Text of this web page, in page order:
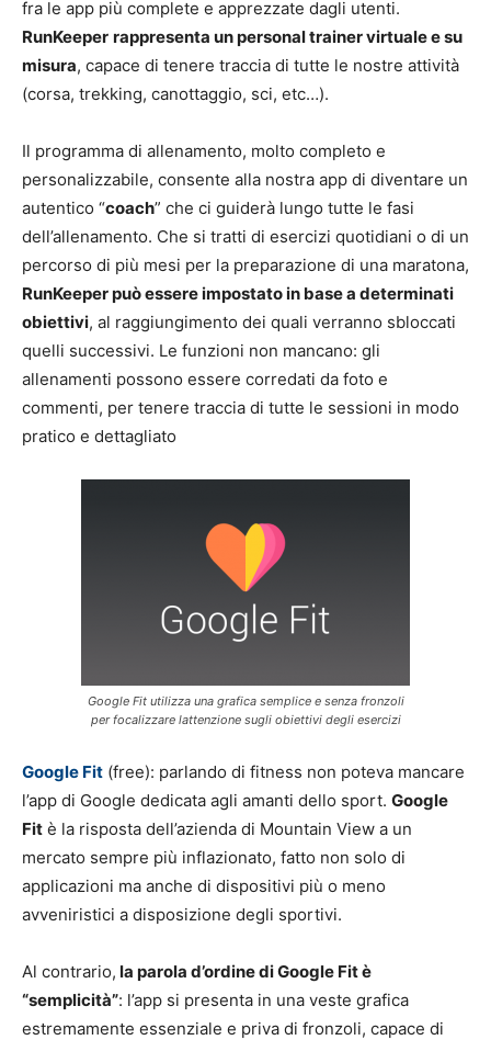
fra le app più complete e apprezzate dagli utenti.
RunKeeper rappresenta un personal trainer virtuale e su
misura, capace di tenere traccia di tutte le nostre attività
(corsa, trekking, canottaggio, sci, etc…).
Il programma di allenamento, molto completo e
personalizzabile, consente alla nostra app di diventare un
autentico “coach” che ci guiderà lungo tutte le fasi
dell’allenamento. Che si tratti di esercizi quotidiani o di un
percorso di più mesi per la preparazione di una maratona,
RunKeeper può essere impostato in base a determinati
obiettivi, al raggiungimento dei quali verranno sbloccati
quelli successivi. Le funzioni non mancano: gli
allenamenti possono essere corredati da foto e
commenti, per tenere traccia di tutte le sessioni in modo
pratico e dettagliato
Google Fit utilizza una grafica semplice e senza fronzoli
per focalizzare lattenzione sugli obiettivi degli esercizi
Google Fit (free): parlando di fitness non poteva mancare
l’app di Google dedicata agli amanti dello sport. Google
Fit è la risposta dell’azienda di Mountain View a un
mercato sempre più inflazionato, fatto non solo di
applicazioni ma anche di dispositivi più o meno
avveniristici a disposizione degli sportivi.
Al contrario, la parola d’ordine di Google Fit è
“semplicità”: l’app si presenta in una veste grafica
estremamente essenziale e priva di fronzoli, capace di